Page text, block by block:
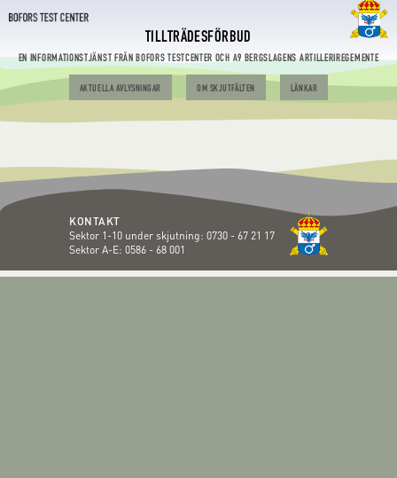
TILLTRÄDESFÖRBUD
EN INFORMATIONSTJÄNST FRÅN BOFORS TESTCENTER OCH A9 BERGSLAGENS ARTILLERIREGEMENTE
AKTUELLA AVLYSNINGAR OM SKJUTFÄLTEN LÄNKAR
KONTAKT
Sektor 1-10 under skjutning: 0730 - 67 21 17
Sektor A-E: 0586 - 68 001